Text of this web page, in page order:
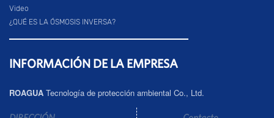
Video
¿QUÉ ES LA ÓSMOSIS INVERSA?
INFORMACIÓN DE LA EMPRESA
ROAGUA Tecnología de protección ambiental Co., Ltd.